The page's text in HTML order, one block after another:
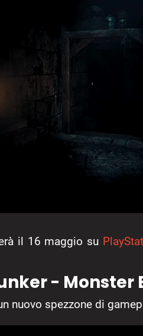
il 16 maggio su
- Monster
nuovo spezzone di